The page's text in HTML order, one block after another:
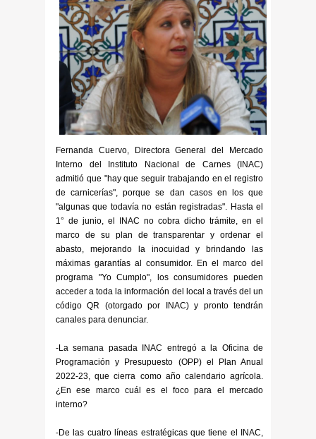
Fernanda Cuervo, Directora General del Mercado
Interno del Instituto Nacional de Carnes (INAC)
admitió que "hay que seguir trabajando en el registro
de carnicerías", porque se dan casos en los que
"algunas que todavía no están registradas". Hasta el
1° de junio, el INAC no cobra dicho trámite, en el
marco de su plan de transparentar y ordenar el
abasto, mejorando la inocuidad y brindando las
máximas garantías al consumidor. En el marco del
programa "Yo Cumplo", los consumidores pueden
acceder a toda la información del local a través del un
código QR (otorgado por INAC) y pronto tendrán
canales para denunciar.
-La semana pasada INAC entregó a la Oficina de
Programación y Presupuesto (OPP) el Plan Anual
2022-23, que cierra como año calendario agrícola.
¿En ese marco cuál es el foco para el mercado
interno?
-De las cuatro líneas estratégicas que tiene el INAC,